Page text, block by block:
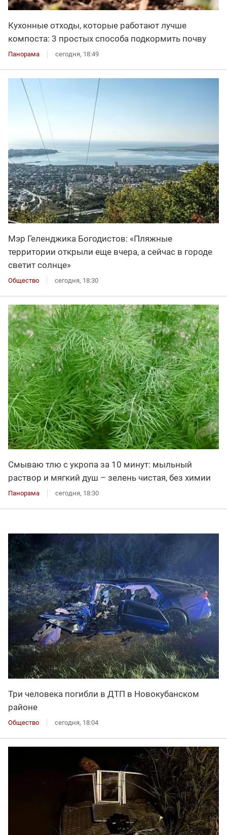
Кухонные отходы, которые работают лучше
компоста: 3 простых способа подкормить почву
Панорама сегодня, 18:49
Мэр Геленджика Богодистов: «Пляжные
территории открыли еще вчера, а сейчас в городе
светит солнце»
Общество сегодня, 18:30
Смываю тлю с укропа за 10 минут: мыльный
раствор и мягкий душ – зелень чистая, без химии
Панорама сегодня, 18:30
Три человека погибли в ДТП в Новокубанском
районе
Общество сегодня, 18:04